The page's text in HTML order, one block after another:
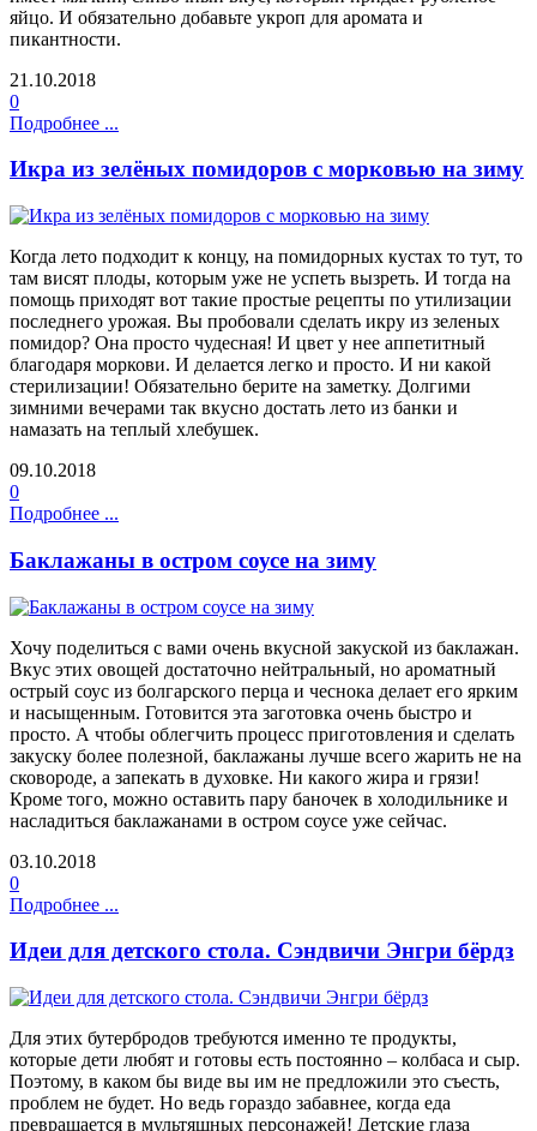
яйцо. И обязательно добавьте укроп для аромата и
пикантности.
21.10.2018
0
Подробнее ...
Икра из зелёных помидоров с морковью на зиму
Когда лето подходит к концу, на помидорных кустах то тут, то
там висят плоды, которым уже не успеть вызреть. И тогда на
помощь приходят вот такие простые рецепты по утилизации
последнего урожая. Вы пробовали сделать икру из зеленых
помидор? Она просто чудесная! И цвет у нее аппетитный
благодаря моркови. И делается легко и просто. И ни какой
стерилизации! Обязательно берите на заметку. Долгими
зимними вечерами так вкусно достать лето из банки и
намазать на теплый хлебушек.
09.10.2018
0
Подробнее ...
Баклажаны в остром соусе на зиму
Хочу поделиться с вами очень вкусной закуской из баклажан.
Вкус этих овощей достаточно нейтральный, но ароматный
острый соус из болгарского перца и чеснока делает его ярким
и насыщенным. Готовится эта заготовка очень быстро и
просто. А чтобы облегчить процесс приготовления и сделать
закуску более полезной, баклажаны лучше всего жарить не на
сковороде, а запекать в духовке. Ни какого жира и грязи!
Кроме того, можно оставить пару баночек в холодильнике и
насладиться баклажанами в остром соусе уже сейчас.
03.10.2018
0
Подробнее ...
Идеи для детского стола. Сэндвичи Энгри бёрдз
Для этих бутербродов требуются именно те продукты,
которые дети любят и готовы есть постоянно – колбаса и сыр.
Поэтому, в каком бы виде вы им не предложили это съесть,
проблем не будет. Но ведь гораздо забавнее, когда еда
превращается в мультяшных персонажей! Детские глаза